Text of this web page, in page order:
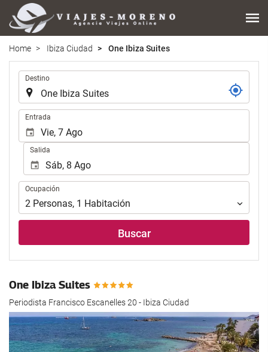
Home Ibiza Ciudad One Ibiza Suites
Introduzca
lugar
de
destino
en
que
realizar
búsqueda
de
Destino
Introduzca
las
fechas
inicio
fin
para
realizar
Entrada
Salida
Ocupación
Ocupación
2 Personas, 1 Habitación
Buscar
One Ibiza Suites
Periodista Francisco Escanelles 20 - Ibiza Ciudad